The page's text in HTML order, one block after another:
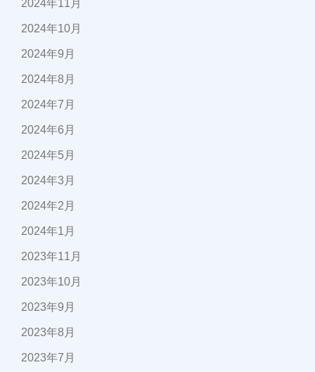
2024年11月
2024年10月
2024年9月
2024年8月
2024年7月
2024年6月
2024年5月
2024年3月
2024年2月
2024年1月
2023年11月
2023年10月
2023年9月
2023年8月
2023年7月